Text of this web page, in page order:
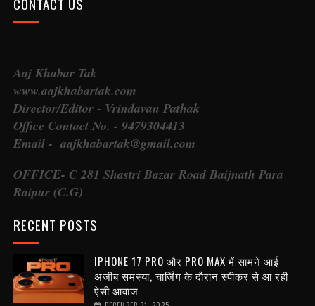
Aaj Khabar Tak
www.aajkhabartak.com
Director/Editor - Vrindavan Pathak
Office Contact No. - 9479304413
Email - aajkhabartak@gmail.com
OFFICE- C 281 Shastri Bazar Road Baijnath Para
Raipur (C.G)
RECENT POSTS
IPHONE 17 PRO और PRO MAX में सामने आई
अजीब समस्या, चार्जिंग के दौरान स्पीकर से आ रही
ऐसी आवाज